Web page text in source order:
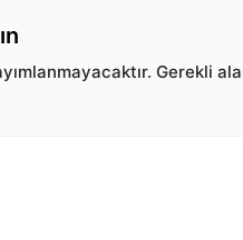
Gerekli